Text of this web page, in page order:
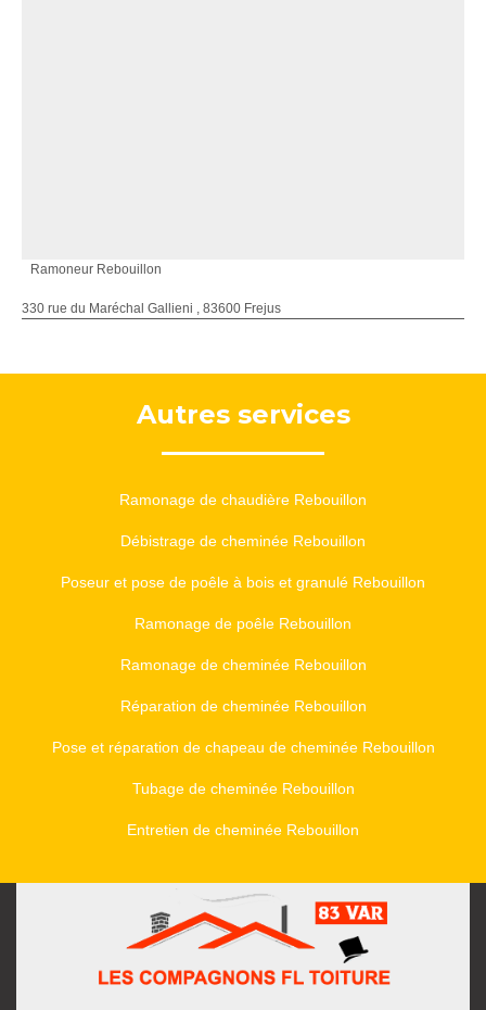
Ramoneur Rebouillon
330 rue du Maréchal Gallieni , 83600 Frejus
Autres services
Ramonage de chaudière Rebouillon
Débistrage de cheminée Rebouillon
Poseur et pose de poêle à bois et granulé Rebouillon
Ramonage de poêle Rebouillon
Ramonage de cheminée Rebouillon
Réparation de cheminée Rebouillon
Pose et réparation de chapeau de cheminée Rebouillon
Tubage de cheminée Rebouillon
Entretien de cheminée Rebouillon